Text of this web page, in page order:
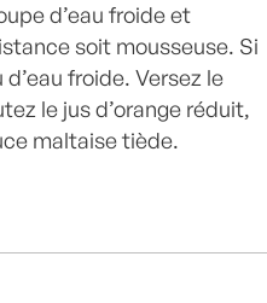
d’eau froide et
soit mousseuse. Si
froide. Versez le
le jus d’orange réduit,
maltaise tiède.